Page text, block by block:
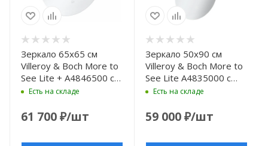
Зеркало 65х65 см
Villeroy & Boch More to
See Lite + A4846500 с
LED подсветкой,
сенсорный, белый
Есть на складе
61 700₽/шт
Зеркало 50х90 см
Villeroy & Boch More to
See Lite A4835000 с
LED подсветкой,
сенсорный, белый
Есть на складе
59 000₽/шт